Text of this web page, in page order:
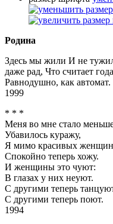
Родина
Здесь мы жили И не
даже рад, Что считает
Равнодушно, как автомат.
1999
* * *
Меня во мне стало
Убавилось куражу,
Я мимо красивых женщин
Спокойно теперь хожу.
И женщины это чуют:
В глазах у них неуют.
С другими теперь
С другими теперь поют.
1994